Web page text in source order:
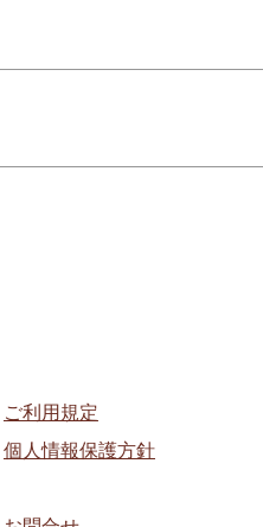
ご利用規定
個人情報保護方針